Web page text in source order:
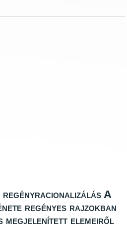
regényracionalizálás A
regényes rajzokban
megjelenített elemeiről